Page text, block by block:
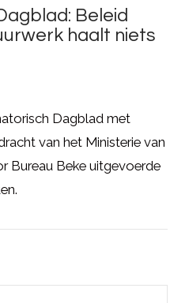
MEER
Beleid
haalt niets
Dagblad met
van het Ministerie van
Bureau Beke uitgevoerde